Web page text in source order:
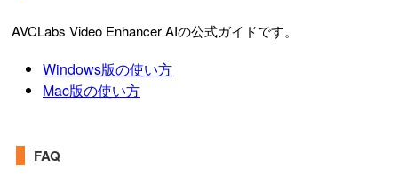
AVCLabs Video Enhancer AIの公式ガイドです。
Windows版の使い方
Mac版の使い方
FAQ